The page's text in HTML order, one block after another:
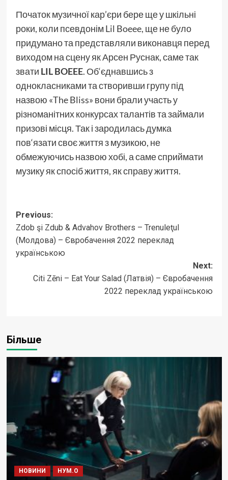
Початок музичної кар’єри бере ще у шкільні
роки, коли псевдонім Lil Boeee, ще не було
придумано та представляли виконавця перед
виходом на сцену як Арсен Руснак, саме так
звати LIL BOEEE. Об‘єднавшись з
однокласниками та створивши групу під
назвою «The Bliss» вони брали участь у
різноманітних конкурсах талантів та займали
призові місця. Так і зародилась думка
пов‘язати своє життя з музикою, не
обмежуючись назвою хобі, а саме сприймати
музику як спосіб життя, як справу життя.
Post
navigation
Previous:
Zdob şi Zdub & Advahov Brothers – Trenuleţul
(Молдова) – Євробачення 2022 переклад
українською
Next:
Citi Zēni – Eat Your Salad (Латвія) – Євробачення
2022 переклад українською
Більше
НОВИНИ НУМ.О